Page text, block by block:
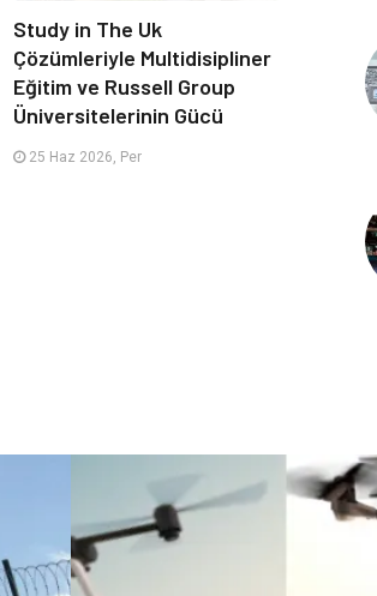
Study in The Uk
Çözümleriyle Multidisipliner
Eğitim ve Russell Group
Üniversitelerinin Gücü
25 Haz 2026, Per